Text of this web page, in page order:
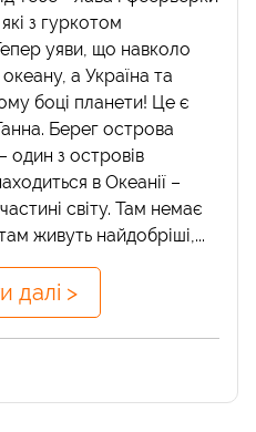
з гуркотом
уяви, що навколо
а Україна та
боці планети! Це є
Берег острова
один з островів
в Океанії –
світу. Там немає
живуть найдобріші,...
далі >